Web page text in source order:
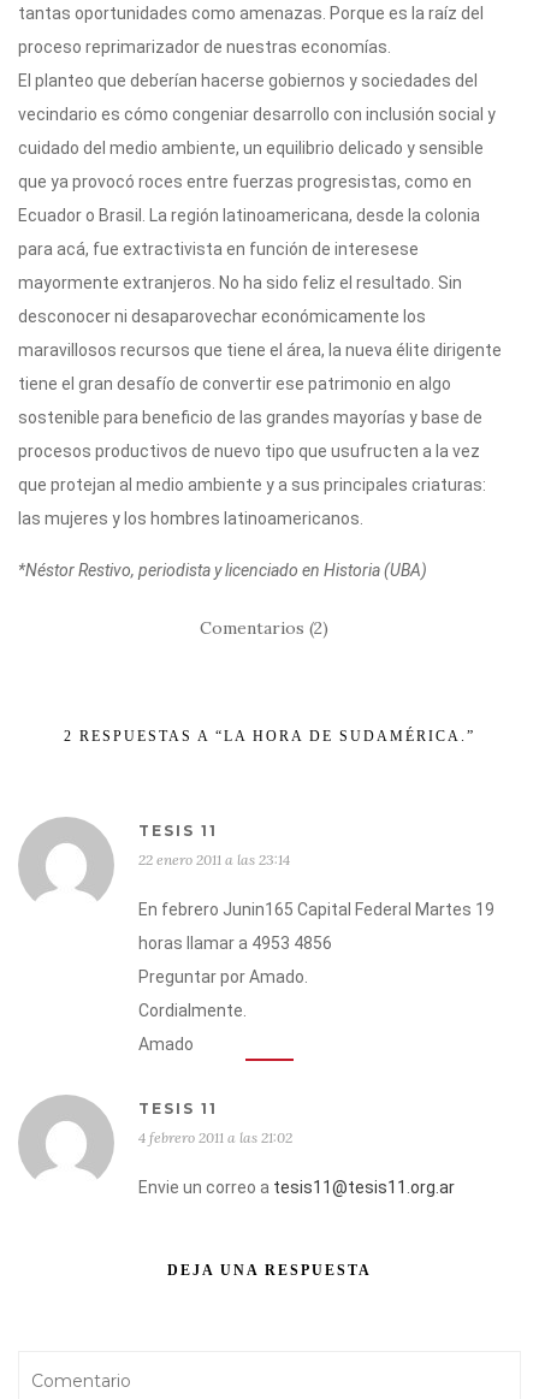
tantas oportunidades como amenazas. Porque es la raíz del
proceso reprimarizador de nuestras economías.
El planteo que deberían hacerse gobiernos y sociedades del
vecindario es cómo congeniar desarrollo con inclusión social y
cuidado del medio ambiente, un equilibrio delicado y sensible
que ya provocó roces entre fuerzas progresistas, como en
Ecuador o Brasil. La región latinoamericana, desde la colonia
para acá, fue extractivista en función de interesese
mayormente extranjeros. No ha sido feliz el resultado. Sin
desconocer ni desaparovechar económicamente los
maravillosos recursos que tiene el área, la nueva élite dirigente
tiene el gran desafío de convertir ese patrimonio en algo
sostenible para beneficio de las grandes mayorías y base de
procesos productivos de nuevo tipo que usufructen a la vez
que protejan al medio ambiente y a sus principales criaturas:
las mujeres y los hombres latinoamericanos.
*Néstor Restivo, periodista y licenciado en Historia (UBA)
Comentarios (2)
2 RESPUESTAS A “LA HORA DE SUDAMÉRICA.”
TESIS 11
22 enero 2011 a las 23:14
En febrero Junin165 Capital Federal Martes 19
horas llamar a 4953 4856
Preguntar por Amado.
Cordialmente.
Amado
TESIS 11
4 febrero 2011 a las 21:02
Envie un correo a tesis11@tesis11.org.ar
DEJA UNA RESPUESTA